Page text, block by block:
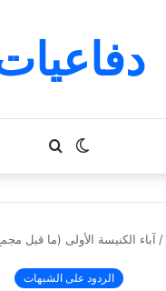
بحث
عن
الوضع
المظلم
/ آباء الكنيسة الأولى (ما قبل
الردود على الشبهات